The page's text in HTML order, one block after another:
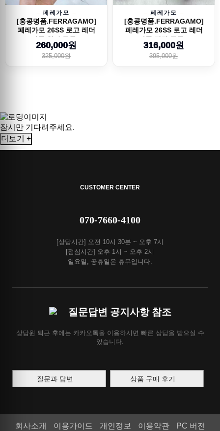
페레가모
[홍콩명품.FERRAGAMO]
페레가모 26SS 로고 레더
가죽 워커 구두...
260,000원
325,000원
페레가모
[홍콩명품.FERRAGAMO]
페레가모 26SS 로고 레더
가죽 정장 구두...
316,000원
395,000원
잠시만 기다려주세요.
더보기 +
CUSTOMER CENTER
070-7660-4100
[상담시간] 오전 10시 30분 ~ 오후 7시
[점심시간] 오후 1시 ~ 오후 2시
일요일, 공휴일은 휴무입니다.
질문답변 공지사항 참조
상담원 퇴근 후에는 카카오톡을 이용하시면 빠른 상담을 받으실 수
있습니다.
질문과 답변 상품 구매 후기
회사소개 이용가이드 개인정보 이용약관 PC 버전